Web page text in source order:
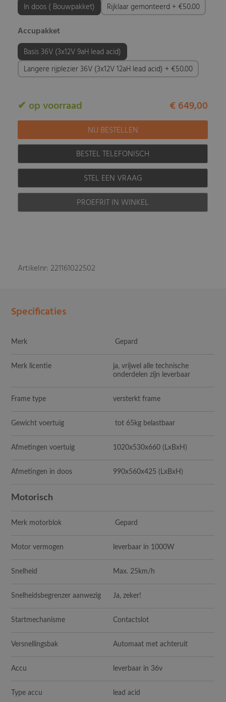
In doos ( Bouwpakket) Rijklaar gemonteerd + €50.00
Accupakket
Basis 36V (3x12V 9aH lead acid)
Langere rijplezier 36V (3x12V 12aH lead acid) + €50.00
✔ op voorraad € 649,00
BESTEL TELEFONISCH
STEL EEN VRAAG
PROEFRIT IN WINKEL
Artikelnr: 221161022502
Specificaties
Merk Gepard
Merk licentie
ja, vrijwel alle technische
onderdelen zijn leverbaar
Frame type versterkt frame
Gewicht voertuig tot 65kg belastbaar
Afmetingen voertuig 1020x530x660 (LxBxH)
Afmetingen in doos 990x560x425 (LxBxH)
Motorisch
Merk motorblok Gepard
Motor vermogen leverbaar in 1000W
Snelheid Max. 25km/h
Snelheidsbegrenzer aanwezig Ja, zeker!
Startmechanisme Contactslot
Versnellingsbak Automaat met achteruit
Accu leverbaar in 36v
Type accu lead acid